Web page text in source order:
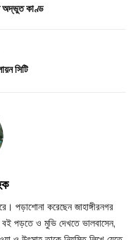
অদ্ভুত কাণ্ড
সিটি
পড়াশোনা করেছেন জাহাঙ্গীরনগর
বই পড়তে ও মুভি দেখতে ভালবাসেন,